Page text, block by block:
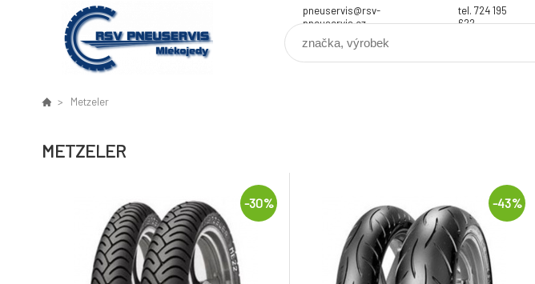
pneuservis@rsv-
pneuservis.cz
tel. 724 195
622
Metzeler
METZELER
-30% -43%